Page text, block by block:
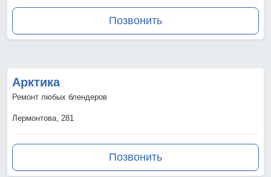
Позвонить
Арктика
Ремонт любых блендеров
Лермонтова, 281
Позвонить